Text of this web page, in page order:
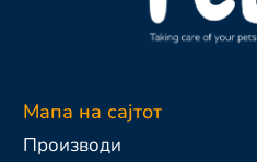
Мапа на сајтот
Производи